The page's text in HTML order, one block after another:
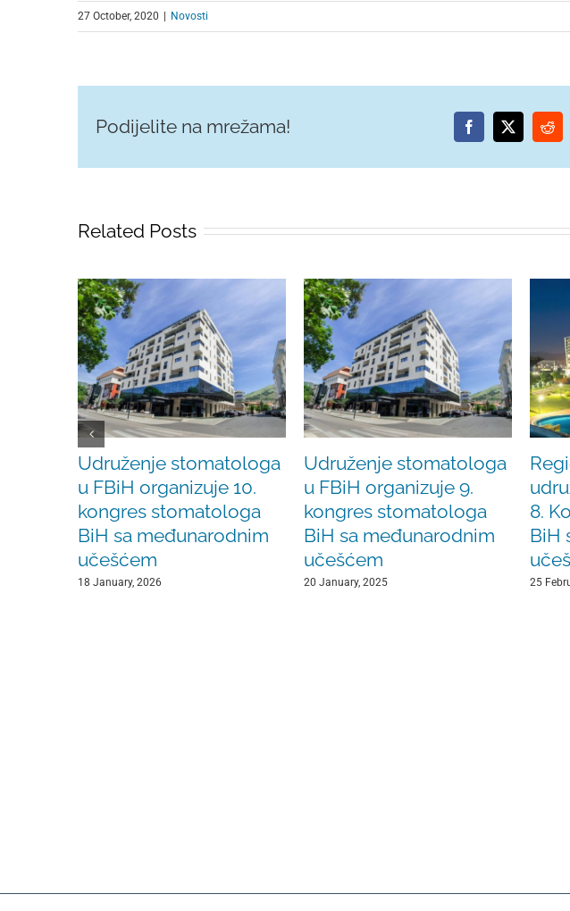
27 October, 2020 Novosti
Podijelite na mrežama! Facebook
X
Related Posts
Udruženje stomatologa
u FBiH organizuje 10.
kongres stomatologa
BiH sa međunarodnim
učešćem
18 January, 2026
Udruženje stomatologa
u FBiH organizuje 9.
kongres stomatologa
BiH sa međunarodnim
učešćem
20 January, 2025
8.
BiH
25